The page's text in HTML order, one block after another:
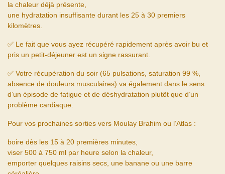
la chaleur déjà présente,
une hydratation insuffisante durant les 25 à 30 premiers
kilomètres.
✅ Le fait que vous ayez récupéré rapidement après avoir bu et
pris un petit-déjeuner est un signe rassurant.
✅ Votre récupération du soir (65 pulsations, saturation 99 %,
absence de douleurs musculaires) va également dans le sens
d’un épisode de fatigue et de déshydratation plutôt que d’un
problème cardiaque.
Pour vos prochaines sorties vers Moulay Brahim ou l’Atlas :
boire dès les 15 à 20 premières minutes,
viser 500 à 750 ml par heure selon la chaleur,
emporter quelques raisins secs, une banane ou une barre